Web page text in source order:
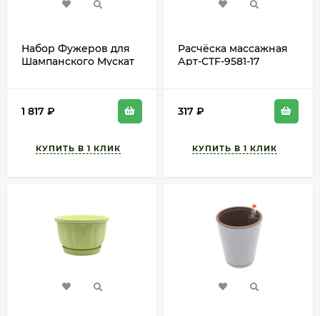
Набор Фужеров для
Шампанского Мускат
1 817 ₽
Расчёска массажная
Арт-CTF-9581-17
317 ₽